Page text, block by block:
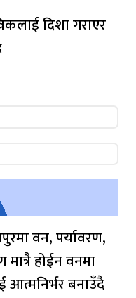
दिशा गराएर
वन, पर्यावरण,
होईन वनमा
आत्मनिर्भर बनाउँदै